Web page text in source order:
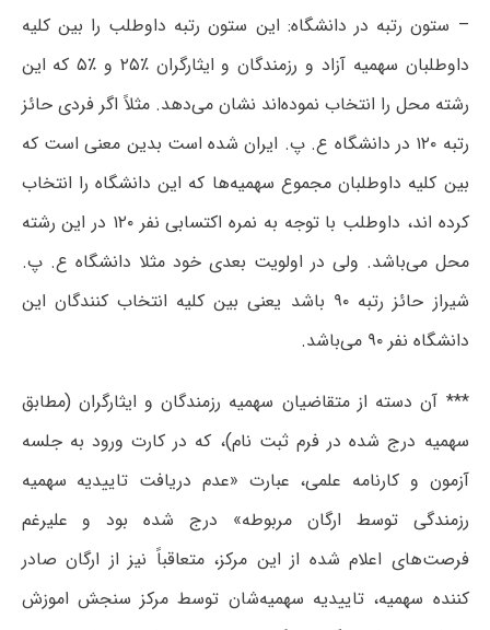
– ستون رتبه در دانشگاه: این ستون رتبه داوطلب را بین کلیه
داوطلبان سهمیه آزاد و رزمندگان و ایثارگران ٪۲۵ و ٪۵ که این
رشته محل را انتخاب نموده‌اند نشان می‌دهد. مثلاً اگر فردی حائز
رتبه ۱۲۰ در دانشگاه ع. پ. ایران شده است بدین معنی است که
بین کلیه داوطلبان مجموع سهمیه‌ها که این دانشگاه را انتخاب
کرده اند، داوطلب با توجه به نمره اکتسابی نفر ۱۲۰ در این رشته
محل می‌باشد. ولی در اولویت بعدی خود مثلا دانشگاه ع. پ.
شیراز حائز رتبه ۹۰ باشد یعنی بین کلیه انتخاب کنندگان این
دانشگاه نفر ۹۰ می‌باشد.
*** آن دسته از متقاضیان سهمیه رزمندگان و ایثارگران (مطابق
سهمیه درج شده در فرم ثبت نام)، که در کارت ورود به جلسه
آزمون و کارنامه علمی، عبارت «عدم دریافت تاییدیه سهمیه
رزمندگی توسط ارگان مربوطه» درج شده بود و علیرغم
فرصت‌های اعلام شده از این مرکز، متعاقباً نیز از ارگان صادر
کننده سهمیه، تاییدیه سهمیه‌شان توسط مرکز سنجش اموزش